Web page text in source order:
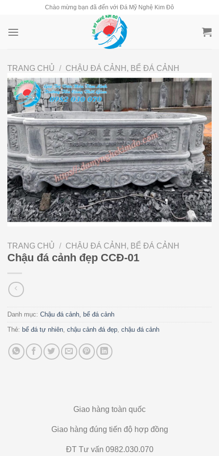
content
Chào mừng bạn đã đến với Đá Mỹ Nghệ Kim Đô
TRANG CHỦ / CHẬU ĐÁ CẢNH, BỂ ĐÁ CẢNH
TRANG CHỦ / CHẬU ĐÁ CẢNH, BỂ ĐÁ CẢNH
Chậu đá cảnh đẹp CCĐ-01
Danh mục: Chậu đá cảnh, bể đá cảnh
Thẻ: bể đá tự nhiên, chậu cảnh đá đẹp, chậu đá cảnh
Giao hàng toàn quốc
Giao hàng đúng tiến độ hợp đồng
ĐT Tư vấn 0982.030.070